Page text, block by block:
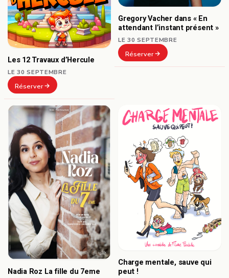
Les 12 Travaux d’Hercule
LE 30 SEPTEMBRE
Réserver
Gregory Vacher dans « En
attendant l’instant présent »
LE 30 SEPTEMBRE
Réserver
Nadia Roz La fille du 7eme
Charge mentale, sauve qui
peut !